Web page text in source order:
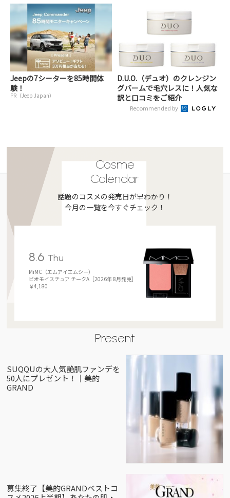
Jeepの7シーターを85時間体
験！
PR（Jeep Japan）
D.U.O.（デュオ）のクレンジン
グバームで毛穴レスに！人気な
訳と口コミをご紹介
Recommended by
Cosme
Calendar
話題のコスメの発売日が早わかり！
今月の一覧を今すぐチェック！
8.6 Thu
MiMC（エムアイエムシー）
ビオモイスチュア チークA［2026年 8月発売］
￥4,180
Present
SUQQUの大人気艶肌ファンデを
50人にプレゼント！｜美的
GRAND
募集終了【美的GRANDベストコ